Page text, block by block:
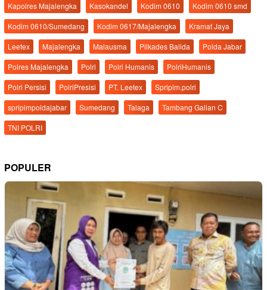
Kapolres Majalengka
Kasokandel Kodim 0610
Kodim 0610 smd
Kodim 0610/Sumedang
Kodim 0617/Majalengka
Kramat Jaya
Leetex
Majalengka Malausma Pilkades Balida
Polda Jabar
Polres Majalengka
Polri Polri Humanis
PolriHumanis
Polri Persisi
PolriPresisi PT. Leetex
Spripim.polri
spripimpoldajabar
Sumedang Talaga
Tambang Galian C
TNI POLRI
POPULER